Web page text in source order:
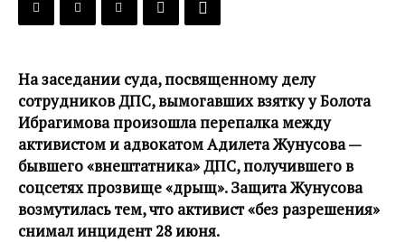
На заседании суда, посвященному делу
сотрудников ДПС, вымогавших взятку у Болота
Ибрагимова произошла перепалка между
активистом и адвокатом Адилета Жунусова —
бывшего «внештатника» ДПС, получившего в
соцсетях прозвище «дрыщ». Защита Жунусова
возмутилась тем, что активист «без разрешения»
снимал инцидент 28 июня.